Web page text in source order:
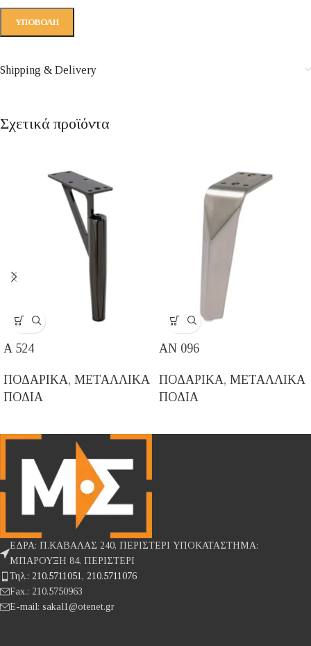
Shipping & Delivery
Σχετικά προϊόντα
A 524
ΠΟΔΑΡΙΚΑ, ΜΕΤΑΛΛΙΚΑ
ΠΟΔΙΑ
AN 096
ΠΟΔΑΡΙΚΑ, ΜΕΤΑΛΛΙΚΑ
ΠΟΔΙΑ
ΕΔΡΑ: Π.ΚΑΒΑΛΑΣ 240, ΠΕΡΙΣΤΕΡΙ ΥΠΟΚΑΤΑΣΤΗΜΑ:
ΜΠΑΡΟΥΞΗ 84, ΠΕΡΙΣΤΕΡΙ
Τηλ.: 210.5711051, 210.5711076
Fax.: 210.5750963
E-mail: sakal1@otenet.gr